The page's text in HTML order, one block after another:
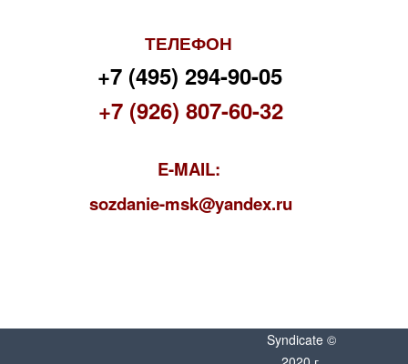
ТЕЛЕФОН
+7 (495) 294-90-05
+7 (926) 807-60-32
E-MAIL:
sozdanie-msk@yandex.ru
Syndicate ©